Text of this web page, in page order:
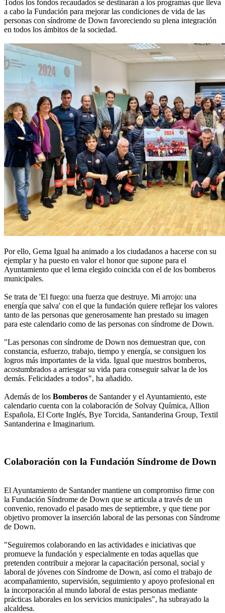
Todos los fondos recaudados se destinarán a los programas que lleva
a cabo la Fundación para mejorar las condiciones de vida de las
personas con síndrome de Down favoreciendo su plena integración
en todos los ámbitos de la sociedad.
Por ello, Gema Igual ha animado a los ciudadanos a hacerse con su
ejemplar y ha puesto en valor el honor que supone para el
Ayuntamiento que el lema elegido coincida con el de los bomberos
municipales.
Se trata de 'El fuego: una fuerza que destruye. Mi arrojo: una
energía que salva' con el que la fundación quiere reflejar los valores
tanto de las personas que generosamente han prestado su imagen
para este calendario como de las personas con síndrome de Down.
"Las personas con síndrome de Down nos demuestran que, con
constancia, esfuerzo, trabajo, tiempo y energía, se consiguen los
logros más importantes de la vida. Igual que nuestros bomberos,
acostumbrados a arriesgar su vida para conseguir salvar la de los
demás. Felicidades a todos", ha añadido.
Además de los Bomberos de Santander y el Ayuntamiento, este
calendario cuenta con la colaboración de Solvay Química, Allion
Española, El Corte Inglés, Bye Torcida, Santanderina Group, Textil
Santanderina e Imaginarium.
Colaboración con la Fundación Síndrome de Down
El Ayuntamiento de Santander mantiene un compromiso firme con
la Fundación Síndrome de Down que se articula a través de un
convenio, renovado el pasado mes de septiembre, y que tiene por
objetivo promover la inserción laboral de las personas con Síndrome
de Down.
"Seguiremos colaborando en las actividades e iniciativas que
promueve la fundación y especialmente en todas aquellas que
pretenden contribuir a mejorar la capacitación personal, social y
laboral de jóvenes con Síndrome de Down, así como el trabajo de
acompañamiento, supervisión, seguimiento y apoyo profesional en
la incorporación al mundo laboral de estas personas mediante
prácticas laborales en los servicios municipales", ha subrayado la
alcaldesa.